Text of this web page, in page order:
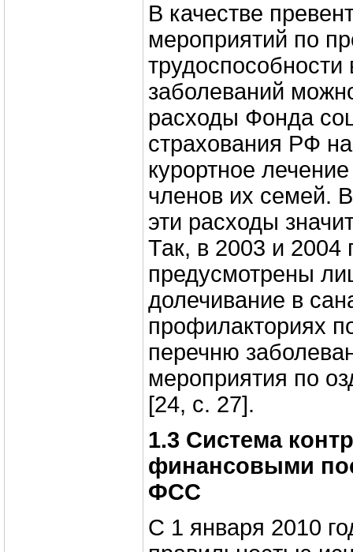
В качестве
мероприятий по
трудоспособности
заболеваний
расходы Фонда
страхования РФ
курортное
членов их семей.
эти расходы
Так, в 2003 и 2004
предусмотрены
долечивание в
профилакториях
перечню
мероприятия по
[24, c. 27].
1.3 Система
финансовыми
ФСС
С 1 января 2010